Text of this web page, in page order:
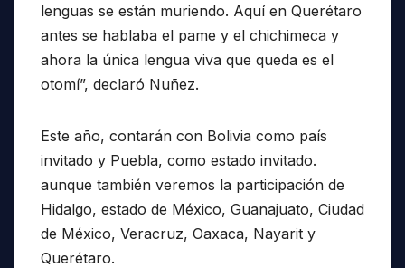
lenguas se están muriendo. Aquí en Querétaro
antes se hablaba el pame y el chichimeca y
ahora la única lengua viva que queda es el
otomí”, declaró Nuñez.
Este año, contarán con Bolivia como país
invitado y Puebla, como estado invitado.
aunque también veremos la participación de
Hidalgo, estado de México, Guanajuato, Ciudad
de México, Veracruz, Oaxaca, Nayarit y
Querétaro.